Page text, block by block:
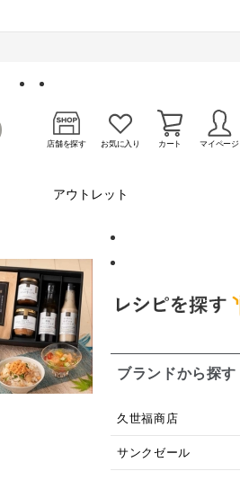
店舗を探す お気に入り カート マイページ
アウトレット
ブランドから探す
久世福商店
サンクゼール